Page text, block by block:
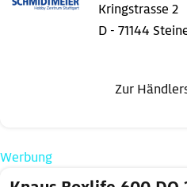
Kringstrasse 2
D - 71144
Zur
Werbung